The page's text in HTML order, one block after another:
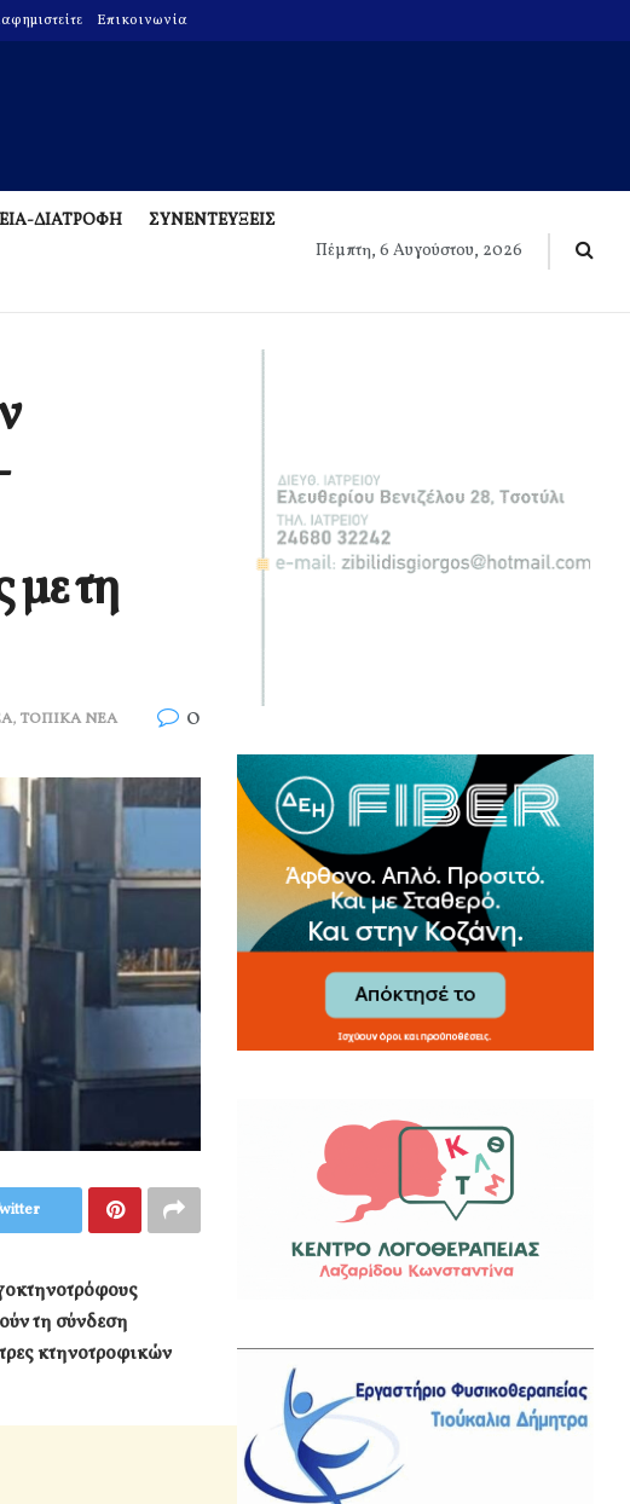
Επικοινωνία
ΔΙΑΤΡΟΦΗ ΣΥΝΕΝΤΕΥΞΕΙΣ
Πέμπτη, 6 Αυγούστου, 2026
τη
, ΤΟΠΙΚΑ ΝΕΑ 0
τη σύνδεση
κτηνοτροφικών